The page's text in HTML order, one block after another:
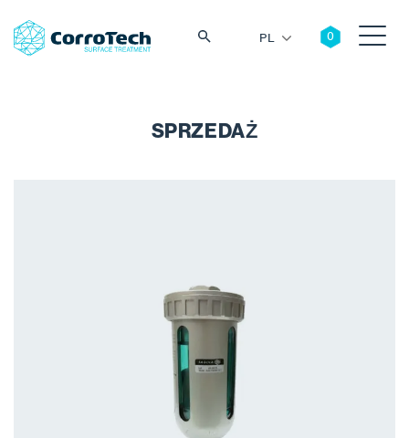
PL
SPRZEDAŻ